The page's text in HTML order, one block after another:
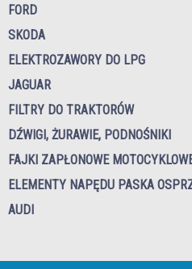
FORD
SKODA
ELEKTROZAWORY DO LPG
JAGUAR
FILTRY DO TRAKTORÓW
DŹWIGI, ŻURAWIE, PODNOŚNIKI
FAJKI ZAPŁONOWE
ELEMENTY NAPĘDU PASKA
AUDI